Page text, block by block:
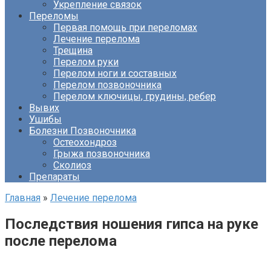
Укрепление связок
Переломы
Первая помощь при переломах
Лечение перелома
Трещина
Перелом руки
Перелом ноги и составных
Перелом позвоночника
Перелом ключицы, грудины, ребер
Вывих
Ушибы
Болезни Позвоночника
Остеохондроз
Грыжа позвоночника
Сколиоз
Препараты
Главная » Лечение перелома
Последствия ношения гипса на руке
после перелома